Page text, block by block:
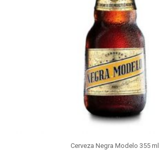
Cerveza Negra Modelo 355 ml